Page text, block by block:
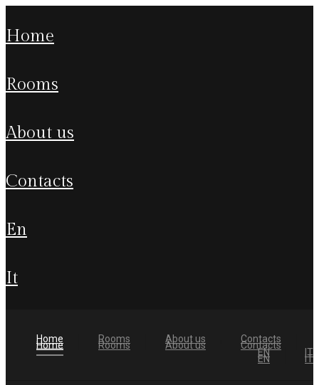
home
rooms
about us
contacts
en
it
Home Rooms About us
Contacts
EN
IT
Home Rooms About us
Contacts
EN
IT